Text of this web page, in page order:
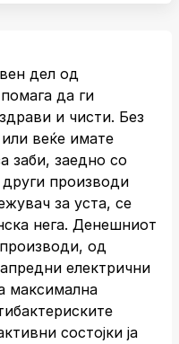
дел од
да ги
и чисти. Без
веќе имате
заби, заедно со
други производи
за уста, се
нега. Денешниот
од
електрични
максимална
состојки ја